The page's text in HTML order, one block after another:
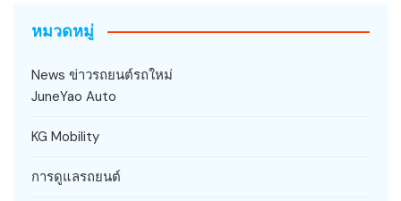
หมวดหมู่
News ข่าวรถยนต์รถใหม่
JuneYao Auto
KG Mobility
การดูแลรถยนต์